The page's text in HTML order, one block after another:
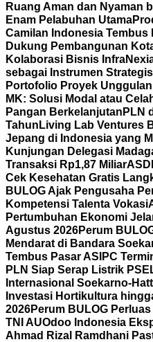
Ruang Aman dan Nyaman
Enam Pelabuhan Utama
Camilan Indonesia Tembus
Dukung Pembangunan
Kolaborasi Bisnis
sebagai Instrumen
Portofolio Proyek
MK: Solusi Modal atau
Pangan Berkelanjutan PLN
Tahun Living Lab Ventures
Jepang di Indonesia yang
Kunjungan Delegasi
Transaksi Rp1,87 Miliar
Cek Kesehatan Gratis
BULOG Ajak Pengusaha
Kompetensi Talenta Vokasi
Pertumbuhan Ekonomi
Agustus 2026Perum
Mendarat di Bandara
Tembus Pasar AS IPC
PLN Siap Serap Listrik
Internasional Soekarno-
Investasi Hortikultura
2026Perum BULOG
TNI AUOdoo Indonesia
Ahmad Rizal Ramdhani